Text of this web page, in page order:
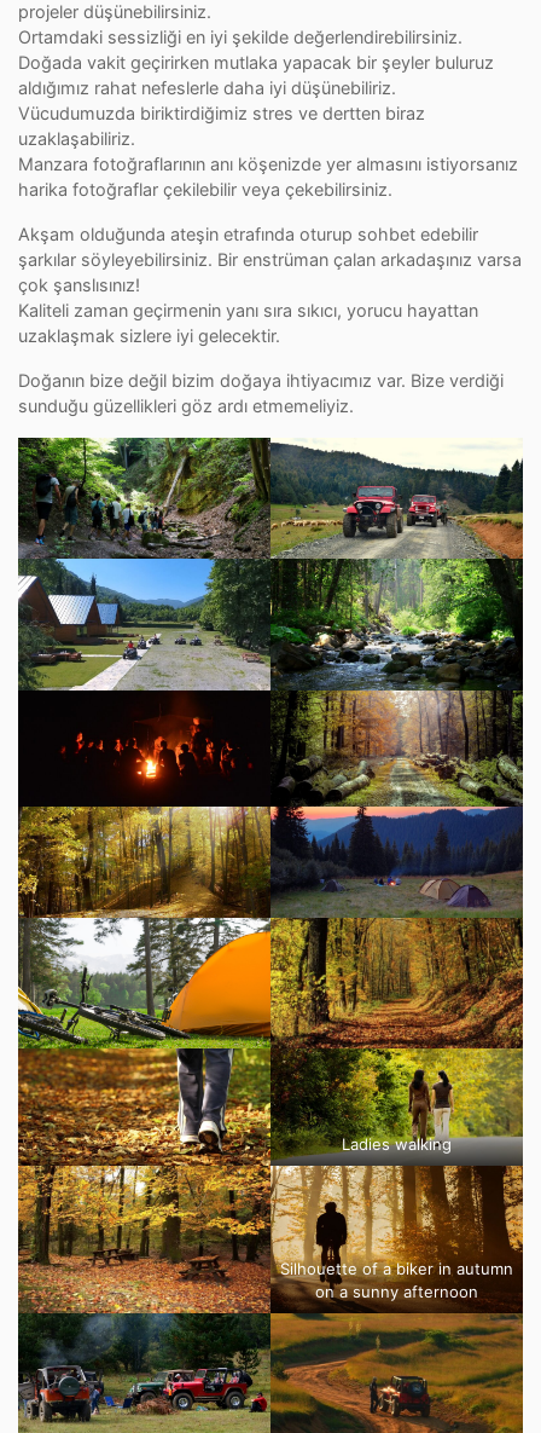
projeler düşünebilirsiniz.
Ortamdaki sessizliği en iyi şekilde değerlendirebilirsiniz.
Doğada vakit geçirirken mutlaka yapacak bir şeyler buluruz
aldığımız rahat nefeslerle daha iyi düşünebiliriz.
Vücudumuzda biriktirdiğimiz stres ve dertten biraz
uzaklaşabiliriz.
Manzara fotoğraflarının anı köşenizde yer almasını istiyorsanız
harika fotoğraflar çekilebilir veya çekebilirsiniz.
Akşam olduğunda ateşin etrafında oturup sohbet edebilir
şarkılar söyleyebilirsiniz. Bir enstrüman çalan arkadaşınız varsa
çok şanslısınız!
Kaliteli zaman geçirmenin yanı sıra sıkıcı, yorucu hayattan
uzaklaşmak sizlere iyi gelecektir.
Doğanın bize değil bizim doğaya ihtiyacımız var. Bize verdiği
sunduğu güzellikleri göz ardı etmemeliyiz.
Ladies walking
Silhouette of a biker in autumn
on a sunny afternoon